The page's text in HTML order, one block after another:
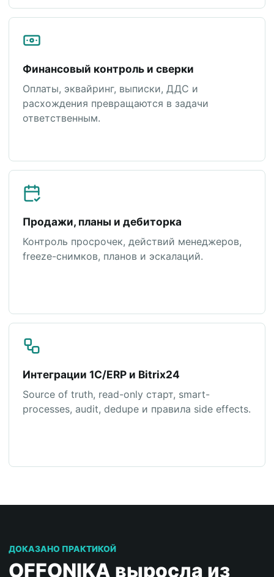
Финансовый контроль и сверки
Оплаты, эквайринг, выписки, ДДС и
расхождения превращаются в задачи
ответственным.
Продажи, планы и дебиторка
Контроль просрочек, действий менеджеров,
freeze-снимков, планов и эскалаций.
Интеграции 1С/ERP и Bitrix24
Source of truth, read-only старт, smart-
processes, audit, dedupe и правила side effects.
ДОКАЗАНО ПРАКТИКОЙ
OFFONIKA выросла из